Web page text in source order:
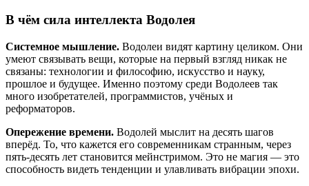
В чём сила интеллекта Водолея
Системное мышление. Водолеи видят картину целиком. Они
умеют связывать вещи, которые на первый взгляд никак не
связаны: технологии и философию, искусство и науку,
прошлое и будущее. Именно поэтому среди Водолеев так
много изобретателей, программистов, учёных и
реформаторов.
Опережение времени. Водолей мыслит на десять шагов
вперёд. То, что кажется его современникам странным, через
пять-десять лет становится мейнстримом. Это не магия — это
способность видеть тенденции и улавливать вибрации эпохи.